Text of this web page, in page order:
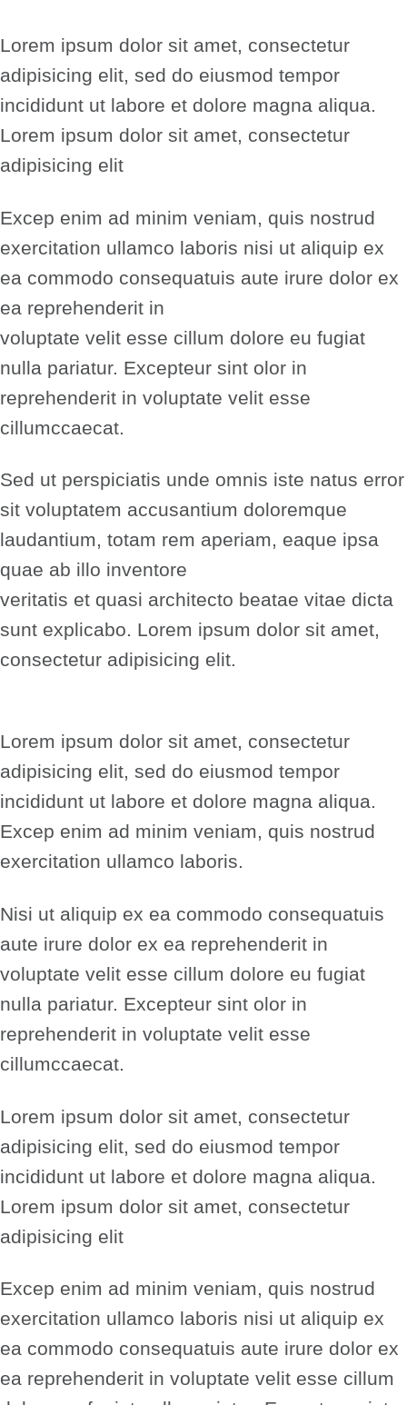
Lorem ipsum dolor sit amet, consectetur
adipisicing elit, sed do eiusmod tempor
incididunt ut labore et dolore magna aliqua.
Lorem ipsum dolor sit amet, consectetur
adipisicing elit
Excep enim ad minim veniam, quis nostrud
exercitation ullamco laboris nisi ut aliquip ex
ea commodo consequatuis aute irure dolor ex
ea reprehenderit in
voluptate velit esse cillum dolore eu fugiat
nulla pariatur. Excepteur sint olor in
reprehenderit in voluptate velit esse
cillumccaecat.
Sed ut perspiciatis unde omnis iste natus error
sit voluptatem accusantium doloremque
laudantium, totam rem aperiam, eaque ipsa
quae ab illo inventore
veritatis et quasi architecto beatae vitae dicta
sunt explicabo. Lorem ipsum dolor sit amet,
consectetur adipisicing elit.
Lorem ipsum dolor sit amet, consectetur
adipisicing elit, sed do eiusmod tempor
incididunt ut labore et dolore magna aliqua.
Excep enim ad minim veniam, quis nostrud
exercitation ullamco laboris.
Nisi ut aliquip ex ea commodo consequatuis
aute irure dolor ex ea reprehenderit in
voluptate velit esse cillum dolore eu fugiat
nulla pariatur. Excepteur sint olor in
reprehenderit in voluptate velit esse
cillumccaecat.
Lorem ipsum dolor sit amet, consectetur
adipisicing elit, sed do eiusmod tempor
incididunt ut labore et dolore magna aliqua.
Lorem ipsum dolor sit amet, consectetur
adipisicing elit
Excep enim ad minim veniam, quis nostrud
exercitation ullamco laboris nisi ut aliquip ex
ea commodo consequatuis aute irure dolor ex
ea reprehenderit in voluptate velit esse cillum